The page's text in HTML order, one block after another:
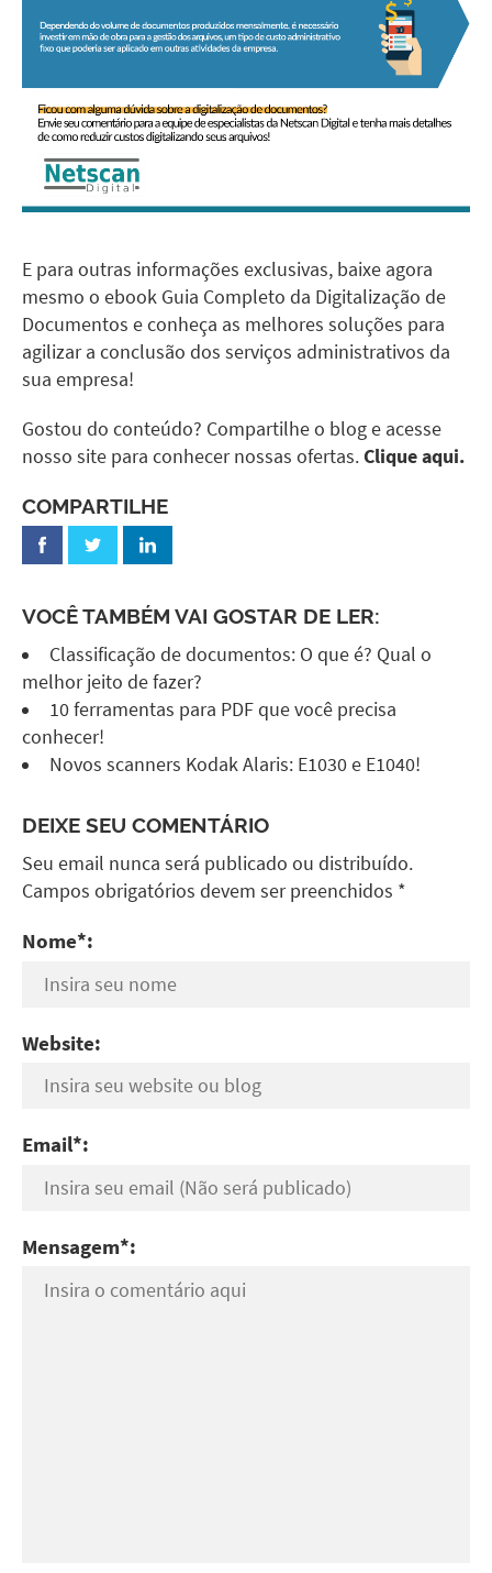
E para outras informações exclusivas, baixe agora
mesmo o ebook Guia Completo da Digitalização de
Documentos e conheça as melhores soluções para
agilizar a conclusão dos serviços administrativos da
sua empresa!
Gostou do conteúdo? Compartilhe o bloge acesse
nosso site para conhecer nossas ofertas.Clique aqui.
COMPARTILHE
VOCÊ TAMBÉM VAI GOSTAR DE LER:
Classificação de documentos: O que é? Qual o
melhor jeito de fazer?
10 ferramentas para PDF que você precisa
conhecer!
Novos scanners Kodak Alaris: E1030 e E1040!
DEIXE SEU COMENTÁRIO
Seu email nunca será publicado ou distribuído.
Campos obrigatórios devem ser preenchidos *
Nome*:
Website:
Email*:
Mensagem*: